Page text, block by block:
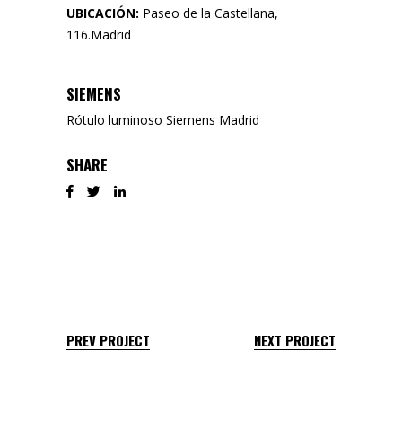
UBICACIÓN: Paseo de la Castellana,
116.Madrid
SIEMENS
Rótulo luminoso Siemens Madrid
SHARE
PREV PROJECT NEXT PROJECT